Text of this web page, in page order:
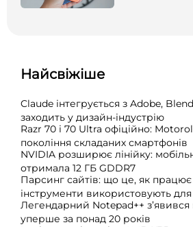
Найсвіжіше
Claude інтегрується з Adobe,
заходить у дизайн-індустрію
Razr 70 і 70 Ultra офіційно:
покоління складаних смартфонів
NVIDIA розширює лінійку:
отримала 12 ГБ GDDR7
Парсинг сайтів: що це, як працює
інструменти використовують
Легендарний Notepad++
уперше за понад 20 років